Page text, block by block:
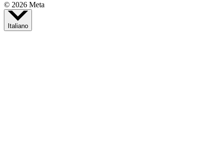
© 2026 Meta
Italiano